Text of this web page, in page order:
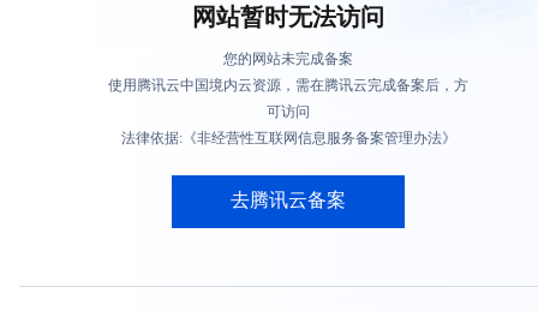
网站暂时无法访问
您的网站未完成备案
使用腾讯云中国境内云资源，需在腾讯云完成备案后，方
可访问
法律依据:《非经营性互联网信息服务备案管理办法》
去腾讯云备案